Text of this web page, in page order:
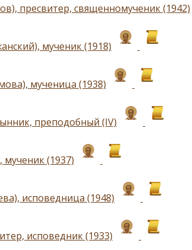
пресвитер, священномученик (1942)
мученик (1918)
мученица (1938)
преподобный (IV)
(1937)
исповедница (1948)
исповедник (1933)